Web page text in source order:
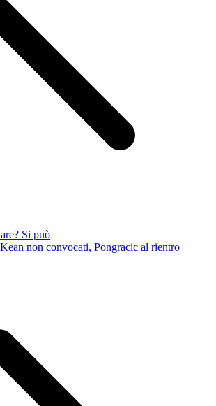
Si può
non convocati, Pongracic al rientro